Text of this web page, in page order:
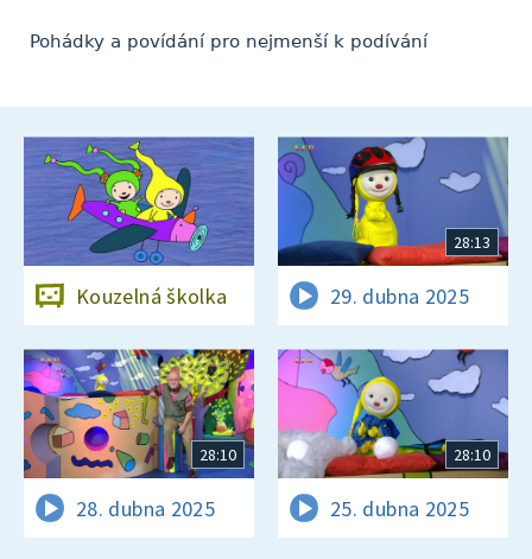
Pohádky a povídání pro nejmenší k podívání
Kouzelná školka
28:13
29. dubna 2025
28:10
28. dubna 2025
28:10
25. dubna 2025